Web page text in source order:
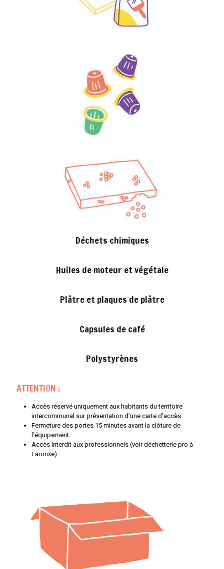
Déchets chimiques
Huiles de moteur et végétale
Plâtre et plaques de plâtre
Capsules de café
Polystyrènes
ATTENTION :
Accès réservé uniquement aux habitants du territoire
intercommunal sur présentation d’une carte d’accès
Fermeture des portes 15 minutes avant la clôture de
l’équipement
Accès interdit aux professionnels (voir déchetterie pro à
Laronxe)